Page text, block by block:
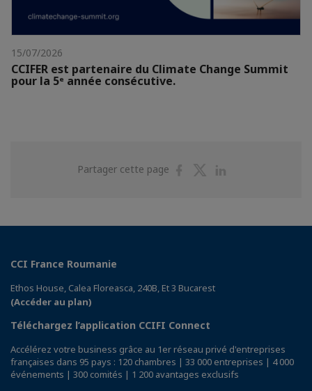
15/07/2026
CCIFER est partenaire du Climate Change Summit
pour la 5ᵉ année consécutive.
Partager cette page
PartagerPartager
CCI France Roumanie
Ethos House, Calea Floreasca, 240B, Et 3 Bucarest
(Accéder au plan)
Téléchargez l’application CCIFI Connect
Accélérez votre business grâce au 1er réseau privé d'entreprises
françaises dans 95 pays : 120 chambres | 33 000 entreprises | 4 000
événements | 300 comités | 1 200 avantages exclusifs